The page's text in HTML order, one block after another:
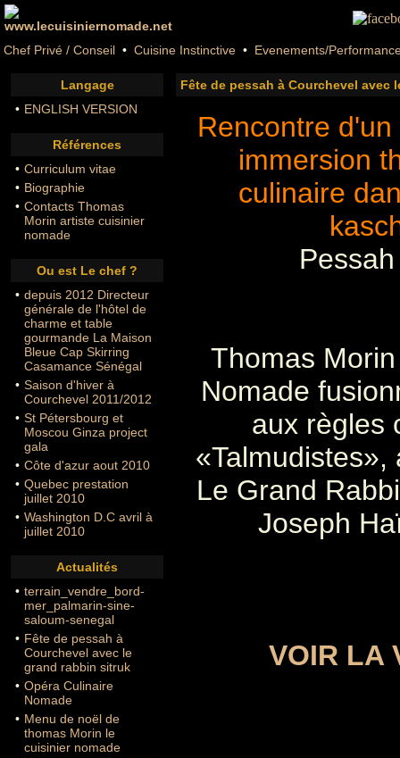
Chef Privé / Conseil • Cuisine Instinctive • Evenements/
Langage
• ENGLISH VERSION
Références
• Curriculum vitae
• Biographie
• Contacts Thomas
Morin artiste cuisinier
nomade
Ou est Le chef ?
• depuis 2012 Directeur
générale de l'hôtel de
charme et table
gourmande La Maison
Bleue Cap Skirring
Casamance Sénégal
• Saison d'hiver à
Courchevel 2011/2012
• St Pétersbourg et
Moscou Ginza project
gala
• Côte d'azur aout 2010
• Quebec prestation
juillet 2010
• Washington D.C avril à
juillet 2010
Actualités
• terrain_vendre_bord-
mer_palmarin-sine-
saloum-senegal
• Fête de pessah à
Courchevel avec le
grand rabbin sitruk
• Opéra Culinaire
Nomade
• Menu de noël de
thomas Morin le
cuisinier nomade
Fête de pessah à Courchevel avec
Rencontre
immersion
culinaire
Thomas
Nomade
aux règles
«Talmudistes»,
Le Grand
Joseph
VOIR LA